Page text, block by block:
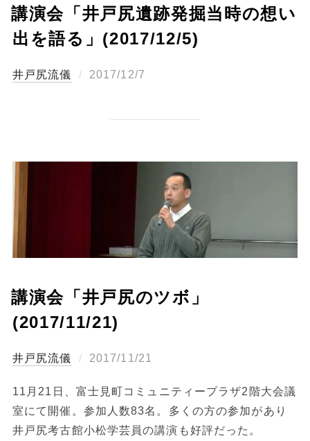
講演会「井戸尻遺跡発掘当時の想い
出を語る」(2017/12/5)
井戸尻流儀
投
2017/12/7
講演会「井戸尻のツボ」
(2017/11/21)
井戸尻流儀
投
日:
2017/11/21
11月21日、富士見町コミュニティープラザ2階大会議
室にて開催。参加人数83名。多くの方の参加があり
井戸尻考古館小松学芸員の講演も好評だった。